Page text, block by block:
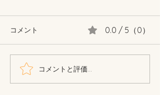
コメント 0.0 / 5（0）
コメントと評価...